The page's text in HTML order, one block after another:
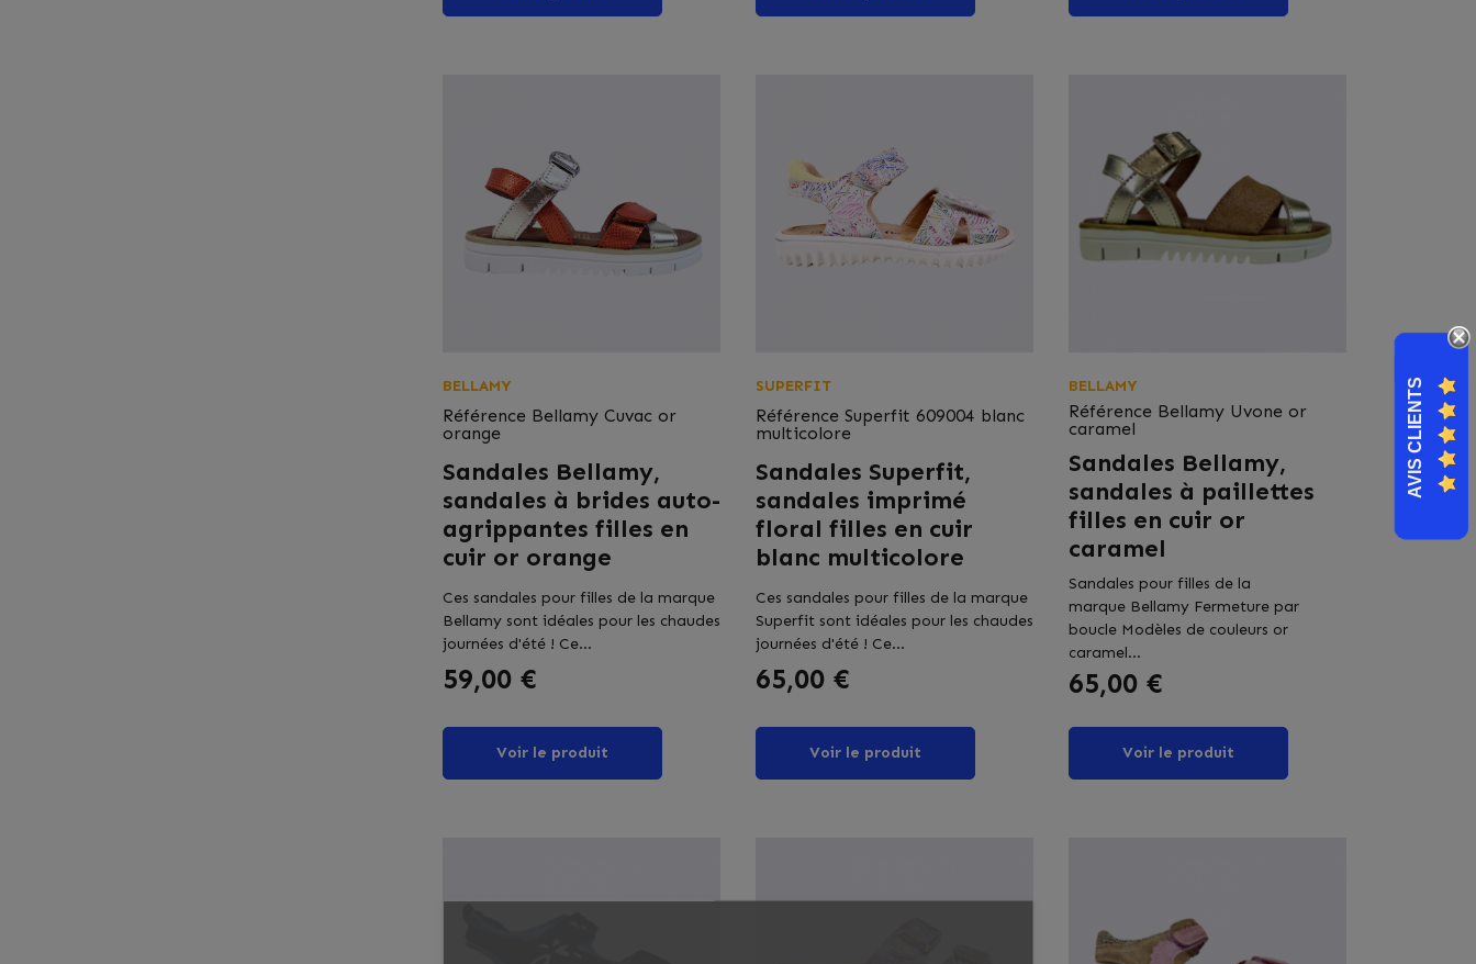
BELLAMY
Référence Bellamy Cuvac or
orange
Sandales Bellamy,
sandales à brides auto-
agrippantes filles en
cuir or orange
Ces sandales pour filles de la marque
Bellamy sont idéales pour les chaudes
journées d'été ! Ce...
Prix
59,00 €
Voir le produit
SUPERFIT
Référence Superfit 609004 blanc
multicolore
Sandales Superfit,
sandales imprimé
floral filles en cuir
blanc multicolore
Ces sandales pour filles de la marque
Superfit sont idéales pour les chaudes
journées d'été ! Ce...
Prix
65,00 €
Voir le produit
BELLAMY
Référence Bellamy Uvone or
caramel
Sandales Bellamy,
sandales à paillettes
filles en cuir or
caramel
Sandales pour filles de la
marque Bellamy Fermeture par
boucle Modèles de couleurs or
caramel...
Prix
65,00 €
Voir le produit
AVIS CLIENTS